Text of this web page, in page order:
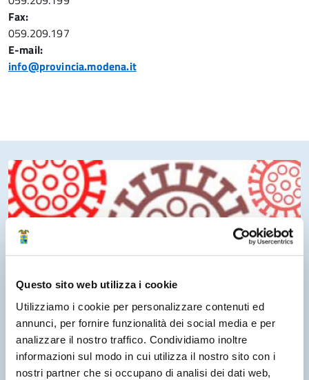
Questo sito web utilizza i cookie
Utilizziamo i cookie per personalizzare contenuti ed
annunci, per fornire funzionalità dei social media e per
analizzare il nostro traffico. Condividiamo inoltre
informazioni sul modo in cui utilizza il nostro sito con i
nostri partner che si occupano di analisi dei dati web,
Fax:
059.209.197
E-mail:
info@provincia.modena.it
16 Ottobre 2020